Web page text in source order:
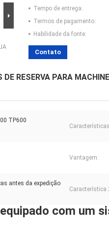
Tempo de entrega:
Termos de pagamento:
Habilidade da fonte:
Contato
RESERVA PARA
TP600
Vantagem:
antes da expedição
Característica
com um